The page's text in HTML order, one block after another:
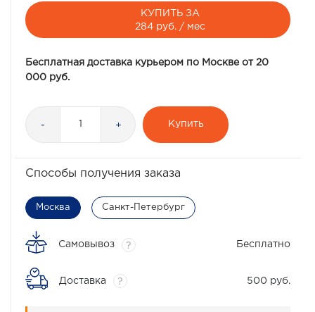
КУПИТЬ ЗА
284 руб. / мес
Бесплатная доставка курьером по Москве от 20
000 руб.
- + Купить
Способы получения заказа
Москва Санкт-Петербург
Самовывоз ? Бесплатно
Доставка ? 500 руб.